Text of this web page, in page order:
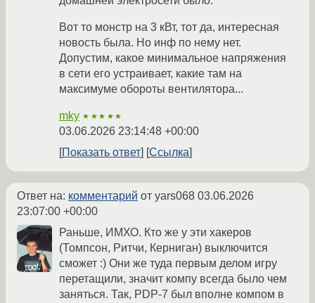
Вот то монстр на 3 кВт, тот да, интересная
новость была. Но инф по нему нет.
Допустим, какое минимальное напряжения
в сети его устраивает, какие там на
максимуме обороты вентилятора...
mky ★★★★★
03.06.2026 23:14:48 +00:00
Показать ответ
Ссылка
Ответ на: комментарий от yars068 03.06.2026
23:07:00 +00:00
Раньше, ИМХО. Кто же у эти хакеров
(Томпсон, Ритчи, Керниган) выключится
сможет :) Они же туда первым делом игру
перетащили, значит компу всегда было чем
заняться. Так, PDP-7 был вполне компом в